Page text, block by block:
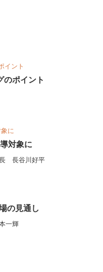
のポイント
対象に
長谷川好平
の見通し
一輝